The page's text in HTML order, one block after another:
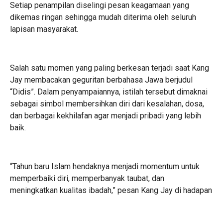
Setiap penampilan diselingi pesan keagamaan yang
dikemas ringan sehingga mudah diterima oleh seluruh
lapisan masyarakat.
Salah satu momen yang paling berkesan terjadi saat Kang
Jay membacakan geguritan berbahasa Jawa berjudul
“Didis”. Dalam penyampaiannya, istilah tersebut dimaknai
sebagai simbol membersihkan diri dari kesalahan, dosa,
dan berbagai kekhilafan agar menjadi pribadi yang lebih
baik.
“Tahun baru Islam hendaknya menjadi momentum untuk
memperbaiki diri, memperbanyak taubat, dan
meningkatkan kualitas ibadah,” pesan Kang Jay di hadapan